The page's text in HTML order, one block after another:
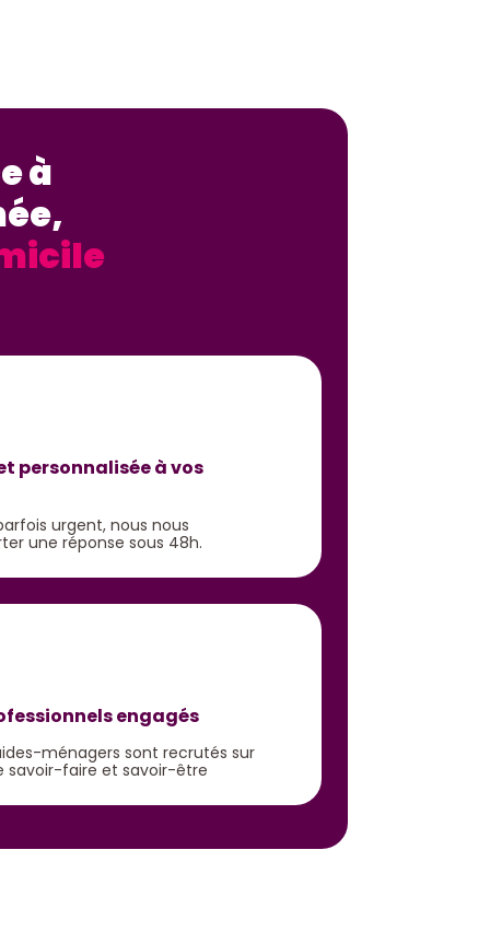
à
personnalisée à vos
urgent, nous nous
une réponse sous 48h.
engagés
ménagers sont recrutés sur
savoir-faire et savoir-être